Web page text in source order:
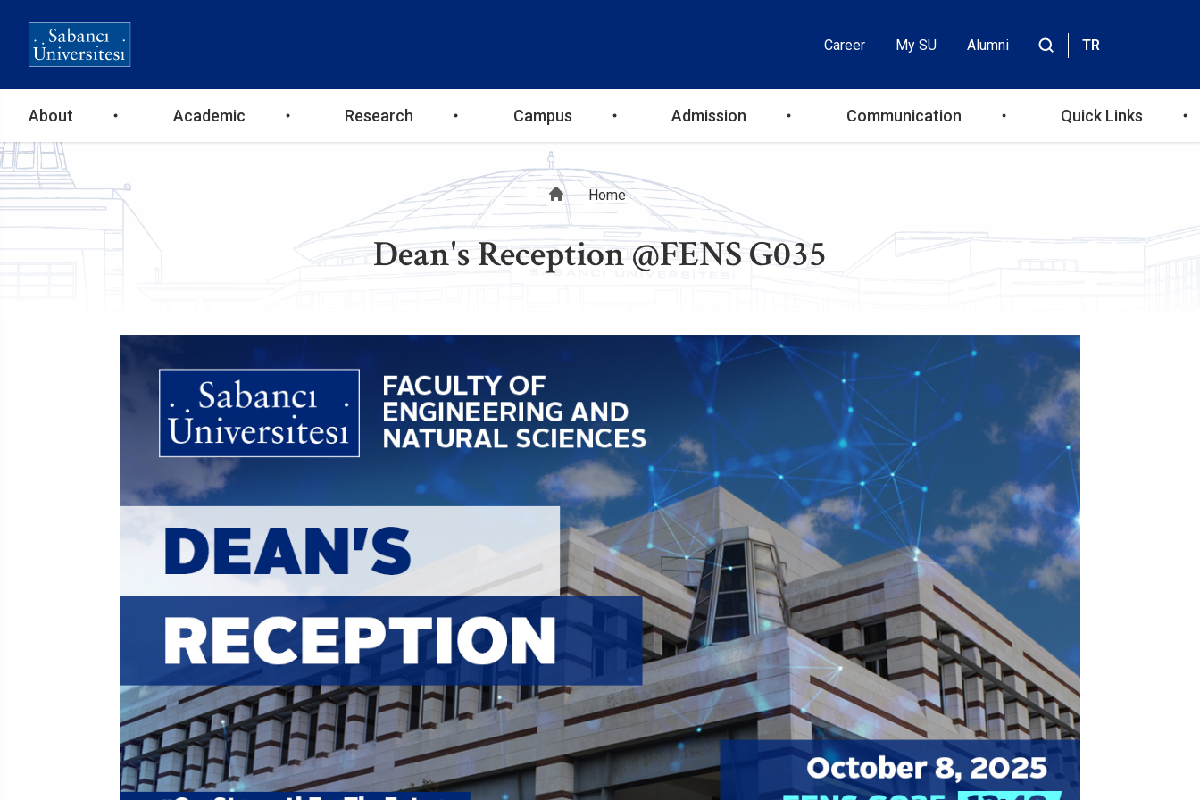
Header
Top
Career My SU
Alumni
TR
Ana
gezinti
menüsü
About Academic Research Campus Admission Communication Quick Links
Breadcrumb
Home
Dean's Reception @FENS G035